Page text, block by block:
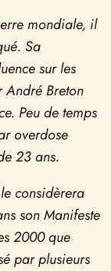
mondiale, il
Sa
sur les
André Breton
Peu de temps
overdose
23 ans.
considèrera
son Manifeste
2000 que
par plusieurs